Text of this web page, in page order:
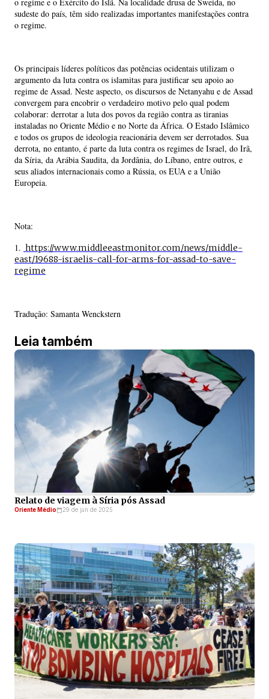
sudeste do país, têm sido realizadas importantes manifestações contra
o regime.
Os principais líderes políticos das potências ocidentais utilizam o
argumento da luta contra os islamitas para justificar seu apoio ao
regime de Assad. Neste aspecto, os discursos de Netanyahu e de Assad
convergem para encobrir o verdadeiro motivo pelo qual podem
colaborar: derrotar a luta dos povos da região contra as tiranias
instaladas no Oriente Médio e no Norte da África. O Estado Islâmico
e todos os grupos de ideologia reacionária devem ser derrotados. Sua
derrota, no entanto, é parte da luta contra os regimes de Israel, do Irã,
da Síria, da Arábia Saudita, da Jordânia, do Líbano, entre outros, e
seus aliados internacionais como a Rússia, os EUA e a União
Europeia.
Nota:
1. https://www.middleeastmonitor.com/news/middle-
east/19688-israelis-call-for-arms-for-assad-to-save-
regime
Tradução: Samanta Wenckstern
Leia também
Relato de viagem à Síria pós Assad
Oriente Médio 29 de jan de 2025